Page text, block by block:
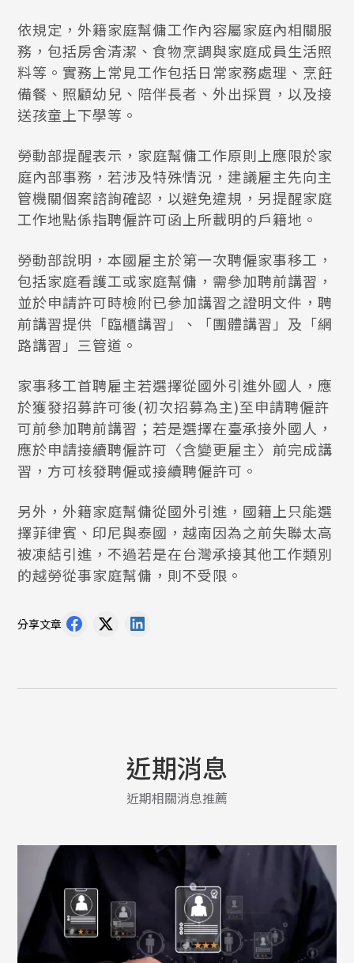
依規定，外籍家庭幫傭工作內容屬家庭內相關服
務，包括房舍清潔、食物烹調與家庭成員生活照
料等。實務上常見工作包括日常家務處理、烹飪
備餐、照顧幼兒、陪伴長者、外出採買，以及接
送孩童上下學等。
勞動部提醒表示，家庭幫傭工作原則上應限於家
庭內部事務，若涉及特殊情況，建議雇主先向主
管機關個案諮詢確認，以避免違規，另提醒家庭
工作地點係指聘僱許可函上所載明的戶籍地。
勞動部說明，本國雇主於第一次聘僱家事移工，
包括家庭看護工或家庭幫傭，需參加聘前講習，
並於申請許可時檢附已參加講習之證明文件，聘
前講習提供「臨櫃講習」、「團體講習」及「網
路講習」三管道。
家事移工首聘雇主若選擇從國外引進外國人，應
於獲發招募許可後(初次招募為主)至申請聘僱許
可前參加聘前講習；若是選擇在臺承接外國人，
應於申請接續聘僱許可〈含變更雇主〉前完成講
習，方可核發聘僱或接續聘僱許可。
另外，外籍家庭幫傭從國外引進，國籍上只能選
擇菲律賓、印尼與泰國，越南因為之前失聯太高
被凍結引進，不過若是在台灣承接其他工作類別
的越勞從事家庭幫傭，則不受限。
分享文章
近期消息
近期相關消息推薦